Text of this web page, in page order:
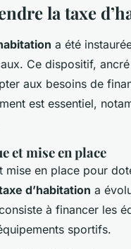
la taxe
a été
Ce dispositif,
aux besoins de
est essentiel,
et mise en place
mise en place pour
d’habitation a
à financer les
sportifs.